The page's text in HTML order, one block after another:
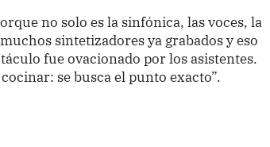
no solo es la sinfónica, las voces, la
sintetizadores ya grabados y eso
fue ovacionado por los asistentes.
se busca el punto exacto”.